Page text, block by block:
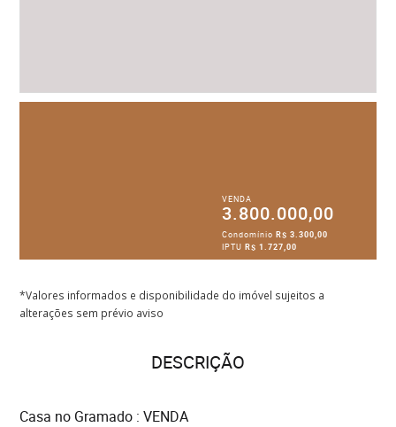
VENDA
3.800.000,00
CondomínioR$ 3.300,00
IPTUR$ 1.727,00
*Valores informados e disponibilidade do imóvel sujeitos a
alterações sem prévio aviso
DESCRIÇÃO
Casa no Gramado : VENDA